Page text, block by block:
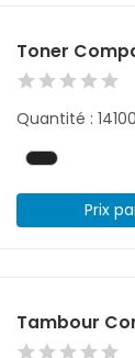
Toner
Quantité :
Prix
Tambour